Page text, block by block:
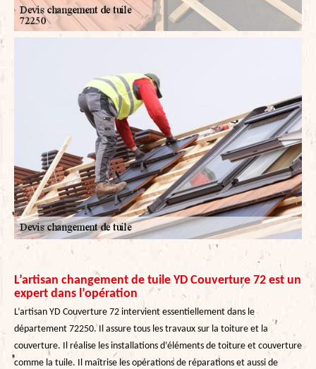
L’artisan changement de tuile YD Couverture 72 est un
expert dans l’opération
L’artisan YD Couverture 72 intervient essentiellement dans le
département 72250. Il assure tous les travaux sur la toiture et la
couverture. Il réalise les installations d’éléments de toiture et couverture
comme la tuile. Il maîtrise les opérations de réparations et aussi de